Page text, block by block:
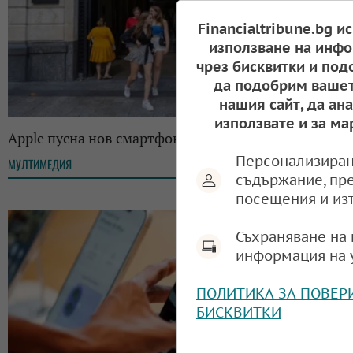
Apple пусна нов смартфон от серия E с чип за ИИ
МУЛТИМЕДИЯ 13:14, 20.02.2025
Financialtribune.bg
използване на
чрез бисквитки и
да подобрим
нашия сайт, да
използвате и за
съдържание,
посещения и
Съхраняване
информация на
ПОЛИТИКА ЗА
БИСКВИТКИ